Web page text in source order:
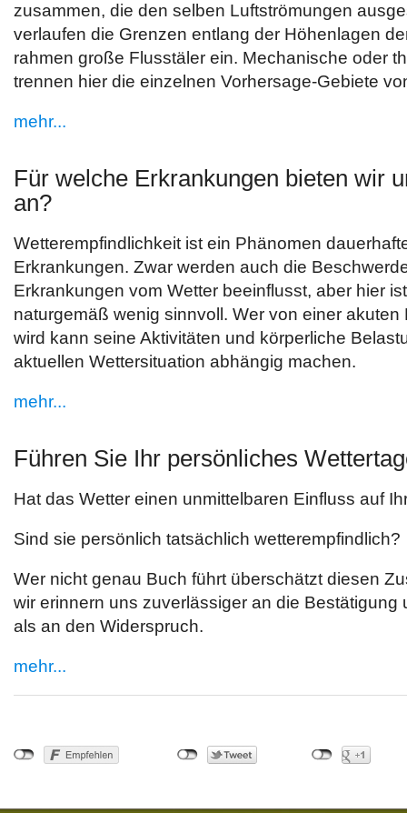
zusammen, die den selben Luftströmungen
verlaufen die Grenzen entlang der Höhenlagen
rahmen große Flusstäler ein. Mechanische oder
trennen hier die einzelnen Vorhersage-Gebiete
mehr...
Für welche Erkrankungen bieten wir
an?
Wetterempfindlichkeit ist ein Phänomen
Erkrankungen. Zwar werden auch die
Erkrankungen vom Wetter beeinflusst, aber hier
naturgemäß wenig sinnvoll. Wer von einer
wird kann seine Aktivitäten und körperliche
aktuellen Wettersituation abhängig machen.
mehr...
Führen Sie Ihr persönliches
Hat das Wetter einen unmittelbaren Einfluss auf
Sind sie persönlich tatsächlich wetterempfindlich?
Wer nicht genau Buch führt überschätzt diesen
wir erinnern uns zuverlässiger an die Bestätigung
als an den Widerspruch.
mehr...